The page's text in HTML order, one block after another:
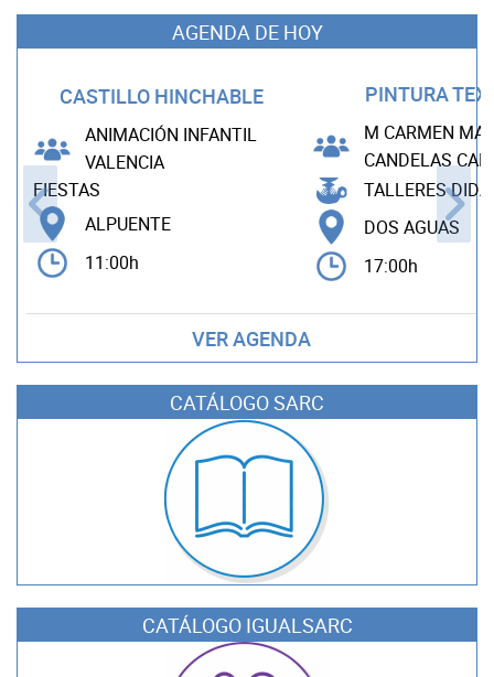
AGENDA DE HOY
CASTILLO HINCHABLE
ANIMACIÓN INFANTIL
VALENCIA
FIESTAS
ALPUENTE
11:00h
PINTURA
M CARMEN
CANDELAS
TALLERES
DOS AGUAS
17:00h
VER AGENDA
CATÁLOGO SARC
CATÁLOGO IGUALSARC